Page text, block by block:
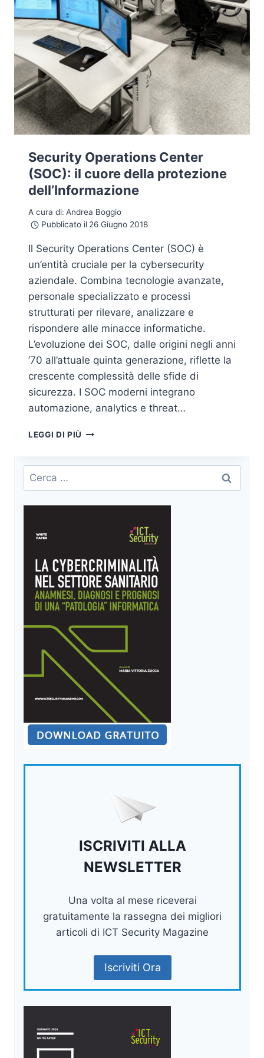
Security Operations Center
(SOC): il cuore della protezione
dell’Informazione
A cura di: Andrea Boggio
Pubblicato il 26 Giugno 2018
Il Security Operations Center (SOC) è
un’entità cruciale per la cybersecurity
aziendale. Combina tecnologie avanzate,
personale specializzato e processi
strutturati per rilevare, analizzare e
rispondere alle minacce informatiche.
L’evoluzione dei SOC, dalle origini negli anni
’70 all’attuale quinta generazione, riflette la
crescente complessità delle sfide di
sicurezza. I SOC moderni integrano
automazione, analytics e threat…
LEGGI DI PIÙ SECURITY
(SOC):
CUORE
DELLA
DELL’INFORMAZIONE
Ricerca
per:
ISCRIVITI ALLA
NEWSLETTER
Una volta al mese riceverai
gratuitamente la rassegna dei migliori
articoli di ICT Security Magazine
Iscriviti Ora